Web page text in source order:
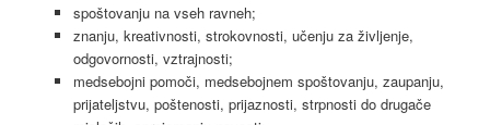
spoštovanju na vseh ravneh;
znanju, kreativnosti, strokovnosti, učenju za življenje,
odgovornosti, vztrajnosti;
medsebojni pomoči, medsebojnem spoštovanju, zaupanju,
prijateljstvu, poštenosti, prijaznosti, strpnosti do drugače